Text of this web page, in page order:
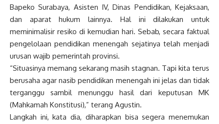
Bapeko Surabaya, Asisten IV, Dinas Pendidikan, Kejaksaan,
dan aparat hukum lainnya. Hal ini dilakukan untuk
meminimalisir resiko di kemudian hari. Sebab, secara faktual
pengelolaan pendidikan menengah sejatinya telah menjadi
urusan wajib pemerintah provinsi.
“Situasinya memang sekarang masih stagnan. Tapi kita terus
berusaha agar nasib pendidikan menengah ini jelas dan tidak
terganggu sambil menunggu hasil dari keputusan MK
(Mahkamah Konstitusi),” terang Agustin.
Langkah ini, kata dia, diharapkan bisa segera menemukan